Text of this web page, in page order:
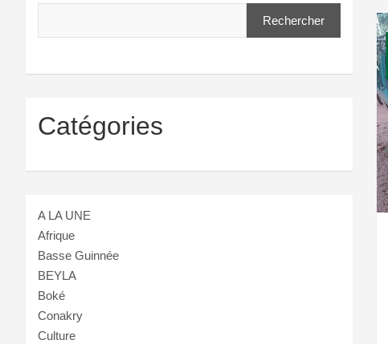
Rechercher
Catégories
A LA UNE
Afrique
Basse Guinnée
BEYLA
Boké
Conakry
Culture